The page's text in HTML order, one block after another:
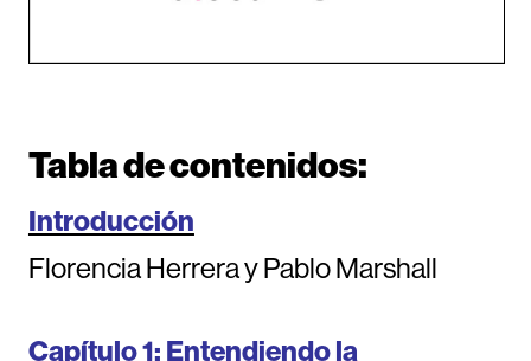
Tabla de contenidos:
Introducción
Florencia Herrera y Pablo Marshall
Capítulo 1: Entendiendo la